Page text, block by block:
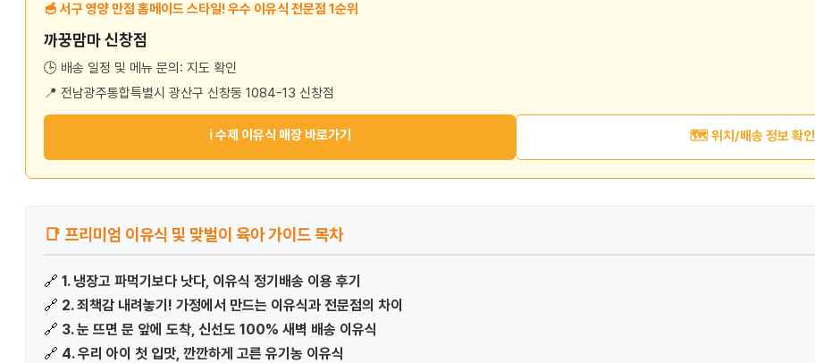
🥣 서구 영양 만점 홈메이드 스타일! 우수 이유식 전문점 1순위
까꿍맘마 신창점
🕒 배송 일정 및 메뉴 문의: 지도 확인
📍 전남광주통합특별시 광산구 신창동 1084-13 신창점
ℹ️ 수제 이유식 매장 바로가기 🗺️ 위치/배송 정보 확인
📑 프리미엄 이유식 및 맞벌이 육아 가이드 목차
🔗 1. 냉장고 파먹기보다 낫다, 이유식 정기배송 이용 후기
🔗 2. 죄책감 내려놓기! 가정에서 만드는 이유식과 전문점의 차이
🔗 3. 눈 뜨면 문 앞에 도착, 신선도 100% 새벽 배송 이유식
🔗 4. 우리 아이 첫 입맛, 깐깐하게 고른 유기농 이유식